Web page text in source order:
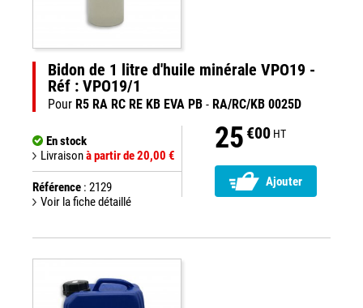
Bidon de 1 litre d'huile minérale VPO19 -
Réf : VPO19/1
Pour R5 RA RC RE KB EVA PB - RA/RC/KB 0025D
En stock
Livraisonà partir de 20,00 €
Référence : 2129
Voir la fiche détaillé
25 €00 HT
Ajouter